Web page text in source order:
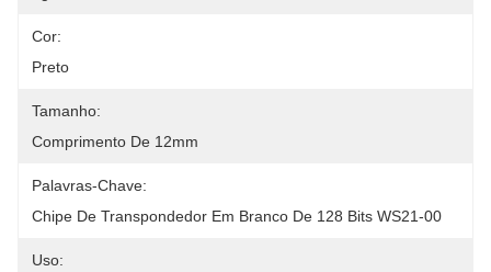
Cor:
Preto
Tamanho:
Comprimento De 12mm
Palavras-Chave:
Chipe De Transpondedor Em Branco De 128 Bits WS21-00
Uso: